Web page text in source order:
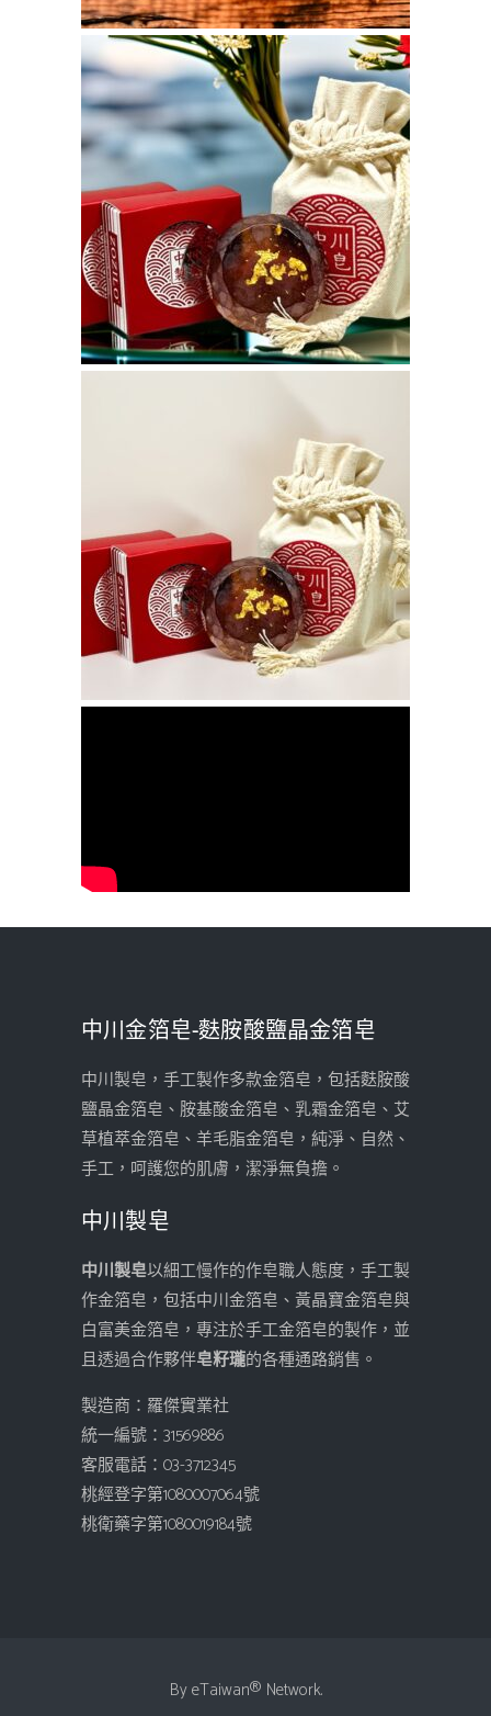
中川金箔皂-麩胺酸鹽晶金箔皂
中川製皂，手工製作多款金箔皂，包括麩胺酸
鹽晶金箔皂、胺基酸金箔皂、乳霜金箔皂、艾
草植萃金箔皂、羊毛脂金箔皂，純淨、自然、
手工，呵護您的肌膚，潔淨無負擔。
中川製皂
中川製皂以細工慢作的作皂職人態度，手工製
作金箔皂，包括中川金箔皂、黃晶寶金箔皂與
白富美金箔皂，專注於手工金箔皂的製作，並
且透過合作夥伴皂籽瓏的各種通路銷售。
製造商：羅傑實業社
統一編號：31569886
客服電話：03-3712345
桃經登字第1080007064號
桃衛藥字第1080019184號
ByeTaiwan® Network.